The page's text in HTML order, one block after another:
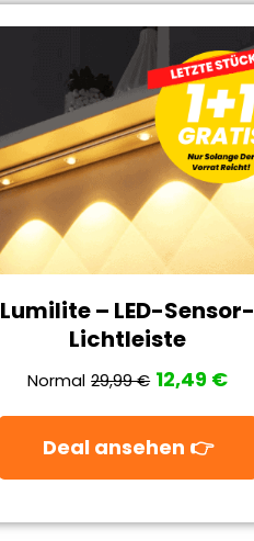
Lumilite – LED-Sensor-
Lichtleiste
Normal 29,99 € 12,49 €
Deal ansehen 👉